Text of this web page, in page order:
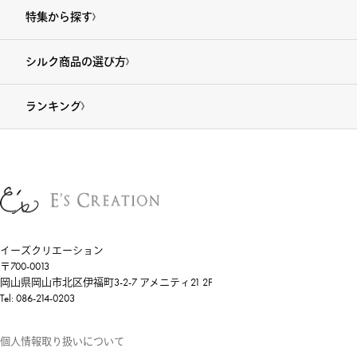
特集から探す
シルク商品の選び方
ランキング
イーズクリエーション
〒700-0013
岡山県岡山市北区伊福町3-2-7 アメニティ21 2F
Tel: 086-214-0203
個人情報取り扱いについて